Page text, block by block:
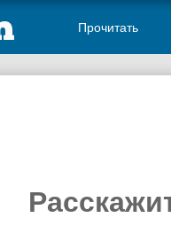
Прочитать